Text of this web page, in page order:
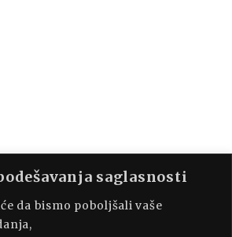
saglasnosti
da bismo poboljšali vaše